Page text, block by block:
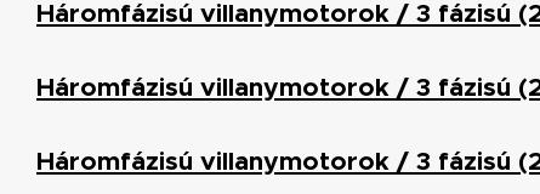
Háromfázisú villanymotorok / 3 fázisú
Háromfázisú villanymotorok / 3 fázisú
Háromfázisú villanymotorok / 3 fázisú